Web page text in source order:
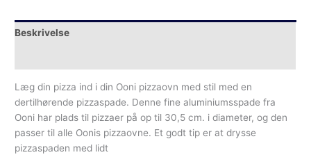
Beskrivelse
Læg din pizza ind i din Ooni pizzaovn med stil med en
dertilhørende pizzaspade. Denne fine aluminiumsspade fra
Ooni har plads til pizzaer på op til 30,5 cm. i diameter, og den
passer til alle Oonis pizzaovne. Et godt tip er at drysse
pizzaspaden med lidt